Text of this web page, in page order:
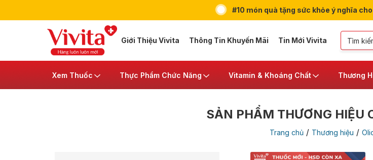
#10 món quà tặng sức khỏe ý nghĩa
Giới Thiệu Vivita Thông Tin Khuyến Mãi Tin Mới Vivita
Xem Thuốc Thực Phẩm Chức Năng Vitamin & Khoáng Chất Thương
SẢN PHẨM THƯƠNG HIỆU
Trang chủ/ Thương hiệu /